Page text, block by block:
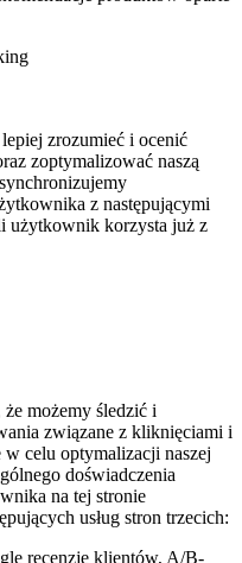
zrozumieć i ocenić
zoptymalizować naszą
z następującymi
użytkownik korzysta już z
możemy śledzić i
związane z kliknięciami i
celu optymalizacji naszej
doświadczenia
na tej stronie
usług stron trzecich:
recenzje klientów, A/B-